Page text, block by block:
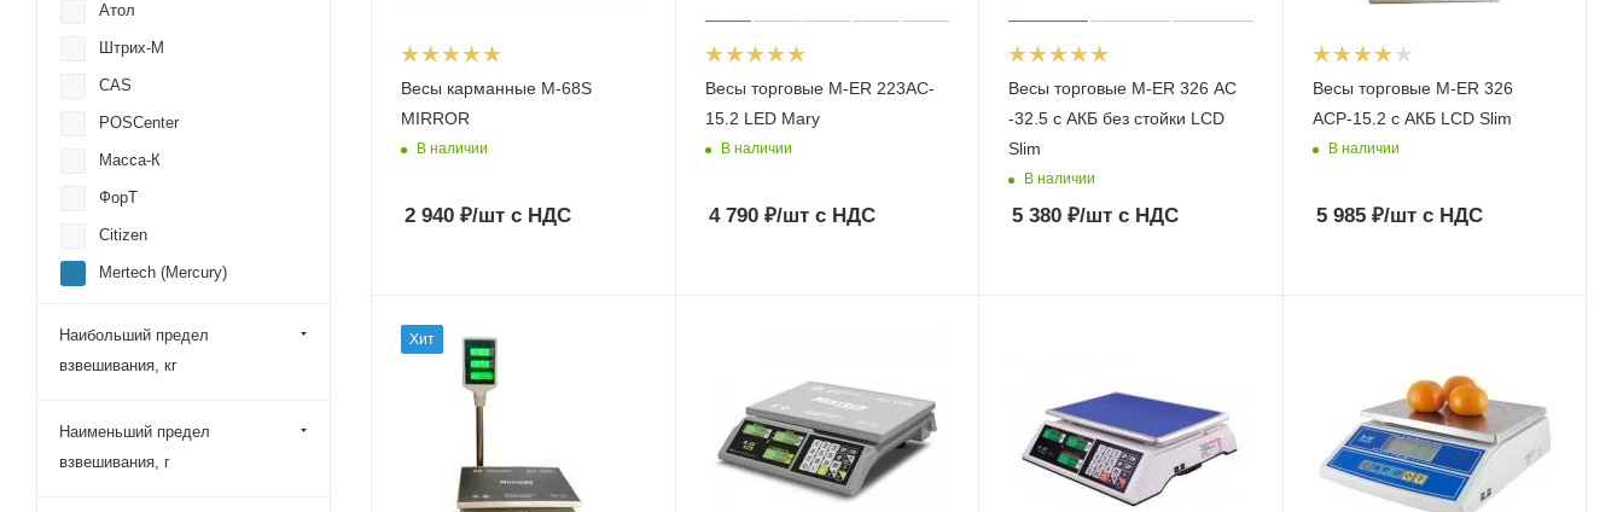
Весы карманные M-68S
MIRROR
В наличии
2 940 ₽/шт с НДС
Весы торговые M-ER 223AC-
15.2 LED Mary
В наличии
4 790₽/штс НДС
Весы торговые M-ER 326 AC
-32.5 с АКБ без стойки LCD
Slim
В наличии
5 380 ₽/шт с НДС
Весы торговые M-ER 326
ACP-15.2 с АКБ LCD Slim
В наличии
5 985₽/штс НДС
Хит
Атол
Штрих-М
CAS
POSCenter
Масса-К
ФорТ
Citizen
Mertech (Mercury)
Наибольший предел
взвешивания, кг
Наименьший предел
взвешивания, г